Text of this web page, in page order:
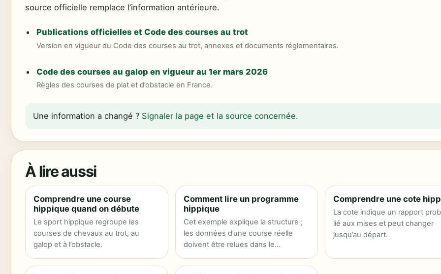
source officielle remplace l’information antérieure.
Publications officielles et Code des courses au trot
Version en vigueur du Code des courses au trot, annexes et documents réglementaires.
Code des courses au galop en vigueur au 1er mars 2026
Règles des courses de plat et d’obstacle en France.
Une information a changé ? Signaler la page et la source concernée.
À lire aussi
Comprendre une course
hippique quand on débute
Le sport hippique regroupe les
courses de chevaux au trot, au
galop et à l’obstacle.
Comment lire un programme
hippique
Cet exemple explique la structure ;
les données d’une course réelle
doivent être relues dans le
Comprendre une cote
La cote indique un rapport
lié aux mises et peut changer
jusqu’au départ.